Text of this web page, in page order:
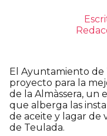
El Ayuntamiento de
proyecto para la
de la Almàssera, un
que alberga las
de aceite y lagar de
de Teulada.